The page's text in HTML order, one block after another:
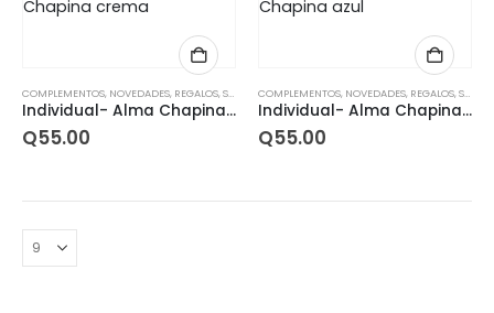
COMPLEMENTOS, NOVEDADES, REGALOS,SETS
Individual- Alma Chapina crema
Q55.00
COMPLEMENTOS, NOVEDADES, REGALOS,SETS
Individual- Alma Chapina azul
Q55.00